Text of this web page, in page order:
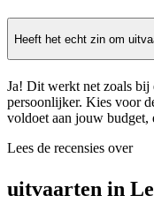
Heeft het echt zin om
Ja! Dit werkt net zoals bij
persoonlijker. Kies voor
voldoet aan jouw budget,
Lees de recensies over
uitvaarten in